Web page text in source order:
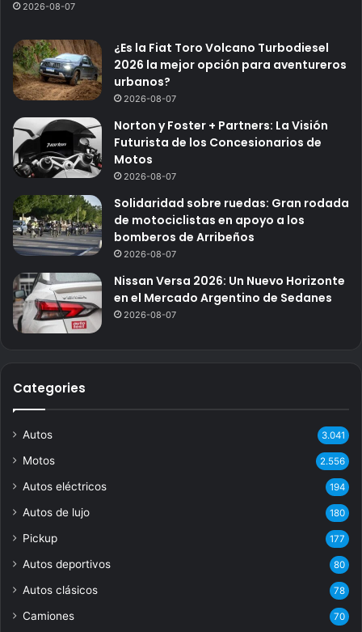
2026-08-07
¿Es la Fiat Toro Volcano Turbodiesel
2026 la mejor opción para aventureros
urbanos?
2026-08-07
Norton y Foster + Partners: La Visión
Futurista de los Concesionarios de
Motos
2026-08-07
Solidaridad sobre ruedas: Gran rodada
de motociclistas en apoyo a los
bomberos de Arribeños
2026-08-07
Nissan Versa 2026: Un Nuevo Horizonte
en el Mercado Argentino de Sedanes
2026-08-07
Categories
Autos 3.041
Motos 2.556
Autos eléctricos 194
Autos de lujo 180
Pickup 177
Autos deportivos 80
Autos clásicos 78
Camiones 70